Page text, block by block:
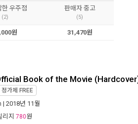
한 우주점
(2)
판매자 중고
(5)
원 31,470원
Book of the Movie
정가제 FREE
| 2018년 11월
지 780원